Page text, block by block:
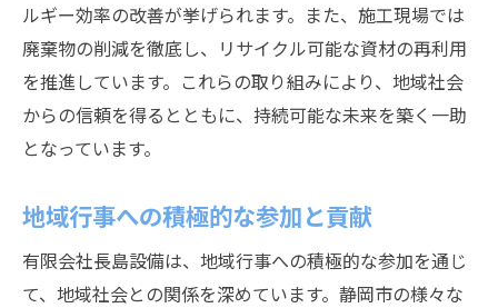
ルギー効率の改善が挙げられます。また、施工現場では
廃棄物の削減を徹底し、リサイクル可能な資材の再利用
を推進しています。これらの取り組みにより、地域社会
からの信頼を得るとともに、持続可能な未来を築く一助
となっています。
地域行事への積極的な参加と貢献
有限会社長島設備は、地域行事への積極的な参加を通じ
て、地域社会との関係を深めています。静岡市の様々な